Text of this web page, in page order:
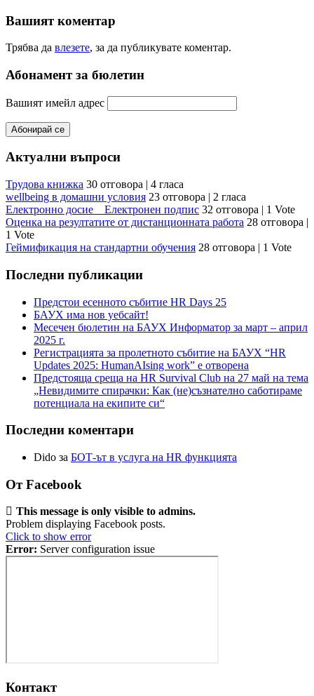
Вашият коментар
Трябва да влезете, за да публикувате коментар.
Абонамент за бюлетин
Вашият имейл адрес
Актуални въпроси
Трудова книжка 30 отговора | 4 гласа
wellbeing в домашни условия 23 отговора | 2 гласа
Електронно досие _ Електронен подпис 32 отговора | 1 Vote
Оценка на резултатите от дистанционната работа 28 отговора |
1 Vote
Геймификация на стандартни обучения 28 отговора | 1 Vote
Последни публикации
Предстои есенното събитие HR Days 25
БАУХ има нов уебсайт!
Месечен бюлетин на БАУХ Информатор за март – април
2025 г.
Регистрацията за пролетното събитие на БАУХ “HR
Updates 2025: HumanAIsing work” е отворена
Предстояща среща на HR Survival Club на 27 май на тема
„Невидимите спирачки: Как (не)съзнателно саботираме
потенциала на екипите си“
Последни коментари
Dido за БОТ-ът в услуга на HR функцията
От Facebook
This message is only visible to admins.
Problem displaying Facebook posts.
Click to show error
Error: Server configuration issue
Контакт